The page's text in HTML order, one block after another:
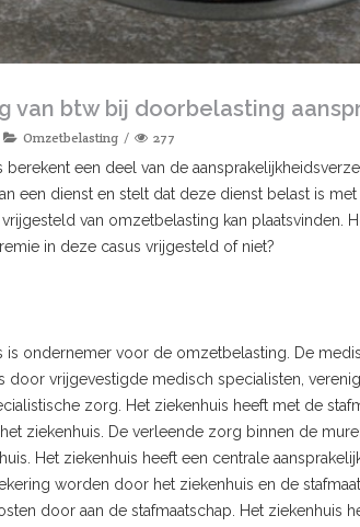
van btw bij doorbelasting
Omzetbelasting 277
berekent een deel van de
een dienst en stelt dat deze dienst belast is
van omzetbelasting kan plaatsvinden.
in deze casus vrijgesteld of niet?
is ondernemer voor de omzetbelasting. De
door vrijgevestigde medisch specialisten,
zorg. Het ziekenhuis heeft met de
ziekenhuis. De verleende zorg binnen de
Het ziekenhuis heeft een centrale
worden door het ziekenhuis en de
door aan de stafmaatschap. Het